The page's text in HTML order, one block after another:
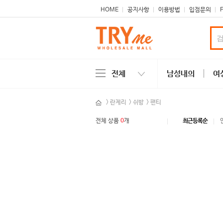
HOME
공지사항 이용방법 입점문의
전체 남성내의 여
> 란제리 > 쉬방 > 팬티
전체 상품 0개 최근등록순